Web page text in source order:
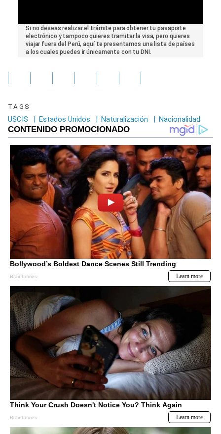
seconds
Si no deseas realizar el trámite para obtener tu pasaporte
electrónico y tampoco quieres tramitar la visa, pero quieres
viajar fuera del Perú, aquí te presentamos una lista de países
a los cuales puedes ir únicamente con tu DNI.
TAGS
USCIS | Estados Unidos | Naturalización | Nacionalidad